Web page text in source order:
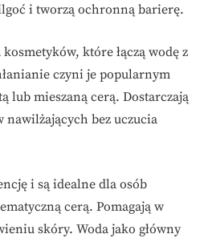
i tworzą ochronną barierę.
które łączą wodę z
czyni je popularnym
lub mieszaną cerą. Dostarczają
nawilżających bez uczucia
i są idealne dla osób
cerą. Pomagają w
skóry. Woda jako główny